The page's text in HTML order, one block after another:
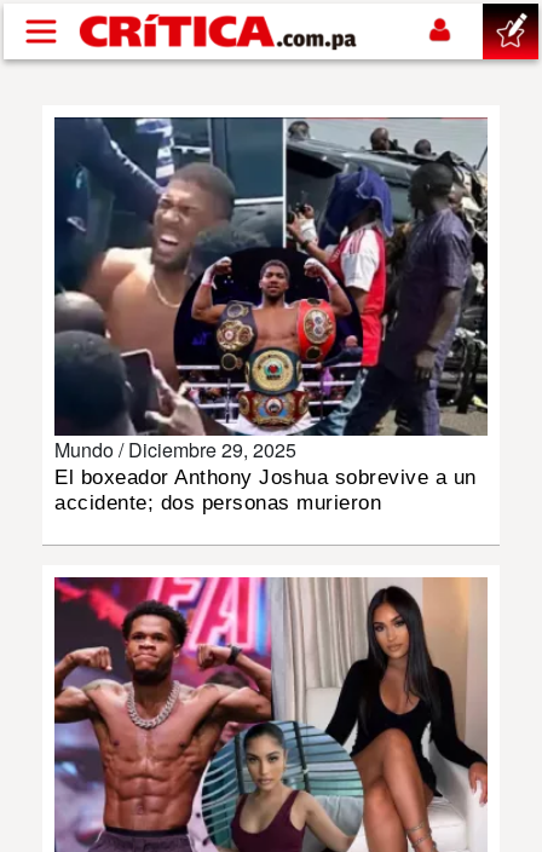
Pasar al contenido principal
SUCESOS
NACIONAL
POLÍTICA
DEPORTES
INSÓLITAS
MULTIMEDIA
IMPRESO
Mundo /Diciembre 29, 2025
El boxeador Anthony Joshua sobrevive a un
accidente; dos personas murieron